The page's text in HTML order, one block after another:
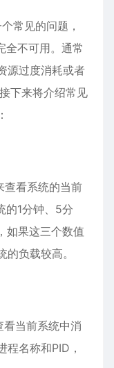
常见的问题，
全不可用。通常
源过度消耗或者
下来将介绍常见
看系统的当前
的1分钟、5分
如果这三个数值
负载较高。
当前系统中消
名称和PID，